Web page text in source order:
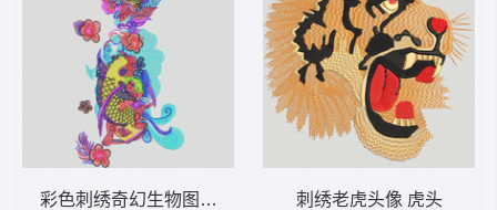
彩色刺绣奇幻生物图案 鲤鱼 凤凰刺绣老虎头像 虎头